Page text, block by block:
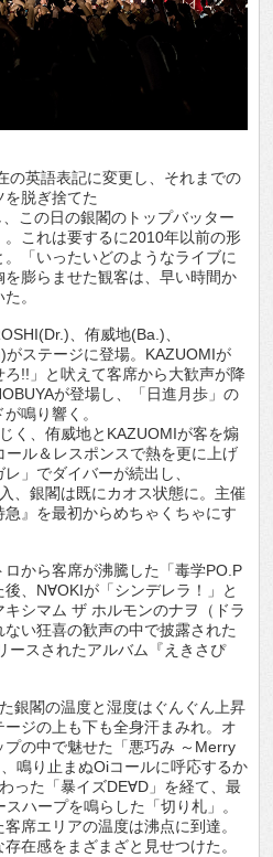
英語表記に変更し、それまでの
脱ぎ捨てた
この日の銀閣のトップバッター
これは要するに2010年以前の形
「いったいどのようなライブに
膨らませた観客は、早い時間か
。
、侑威地(Ba.)、
ステージに登場。KAZUOMIが
ろ!!」と吠えて客席から大歓声が降
が登場し、「日進月歩」の
鳴り響く。
く、侑威地とKAZUOMIが客を煽
ル＆レスポンスで熱を更に上げ
」でダイバーが続出し、
、銀閣は既にカオス状態に。主催
』を最初からめちゃくちゃにす
から客席が沸騰した「毒学PO.P
、N∀OKIが「シンデレラ！」と
シマム ザ ホルモンのナヲ（ドラ
い狂喜の歓声の中で披露された
ースされたアルバム『えきさぴ
銀閣の温度と湿度はぐんぐん上昇
ジの上も下も全身汗まみれ。オ
の中で魅せた「悪巧み ～Merry
鳴り止まぬOiコールに呼応するか
った「暴イズDE∀D」を経て、最
ハープを鳴らした「切り札」。
席エリアの温度は沸点に到達。
在感をまざまざと見せつけた。